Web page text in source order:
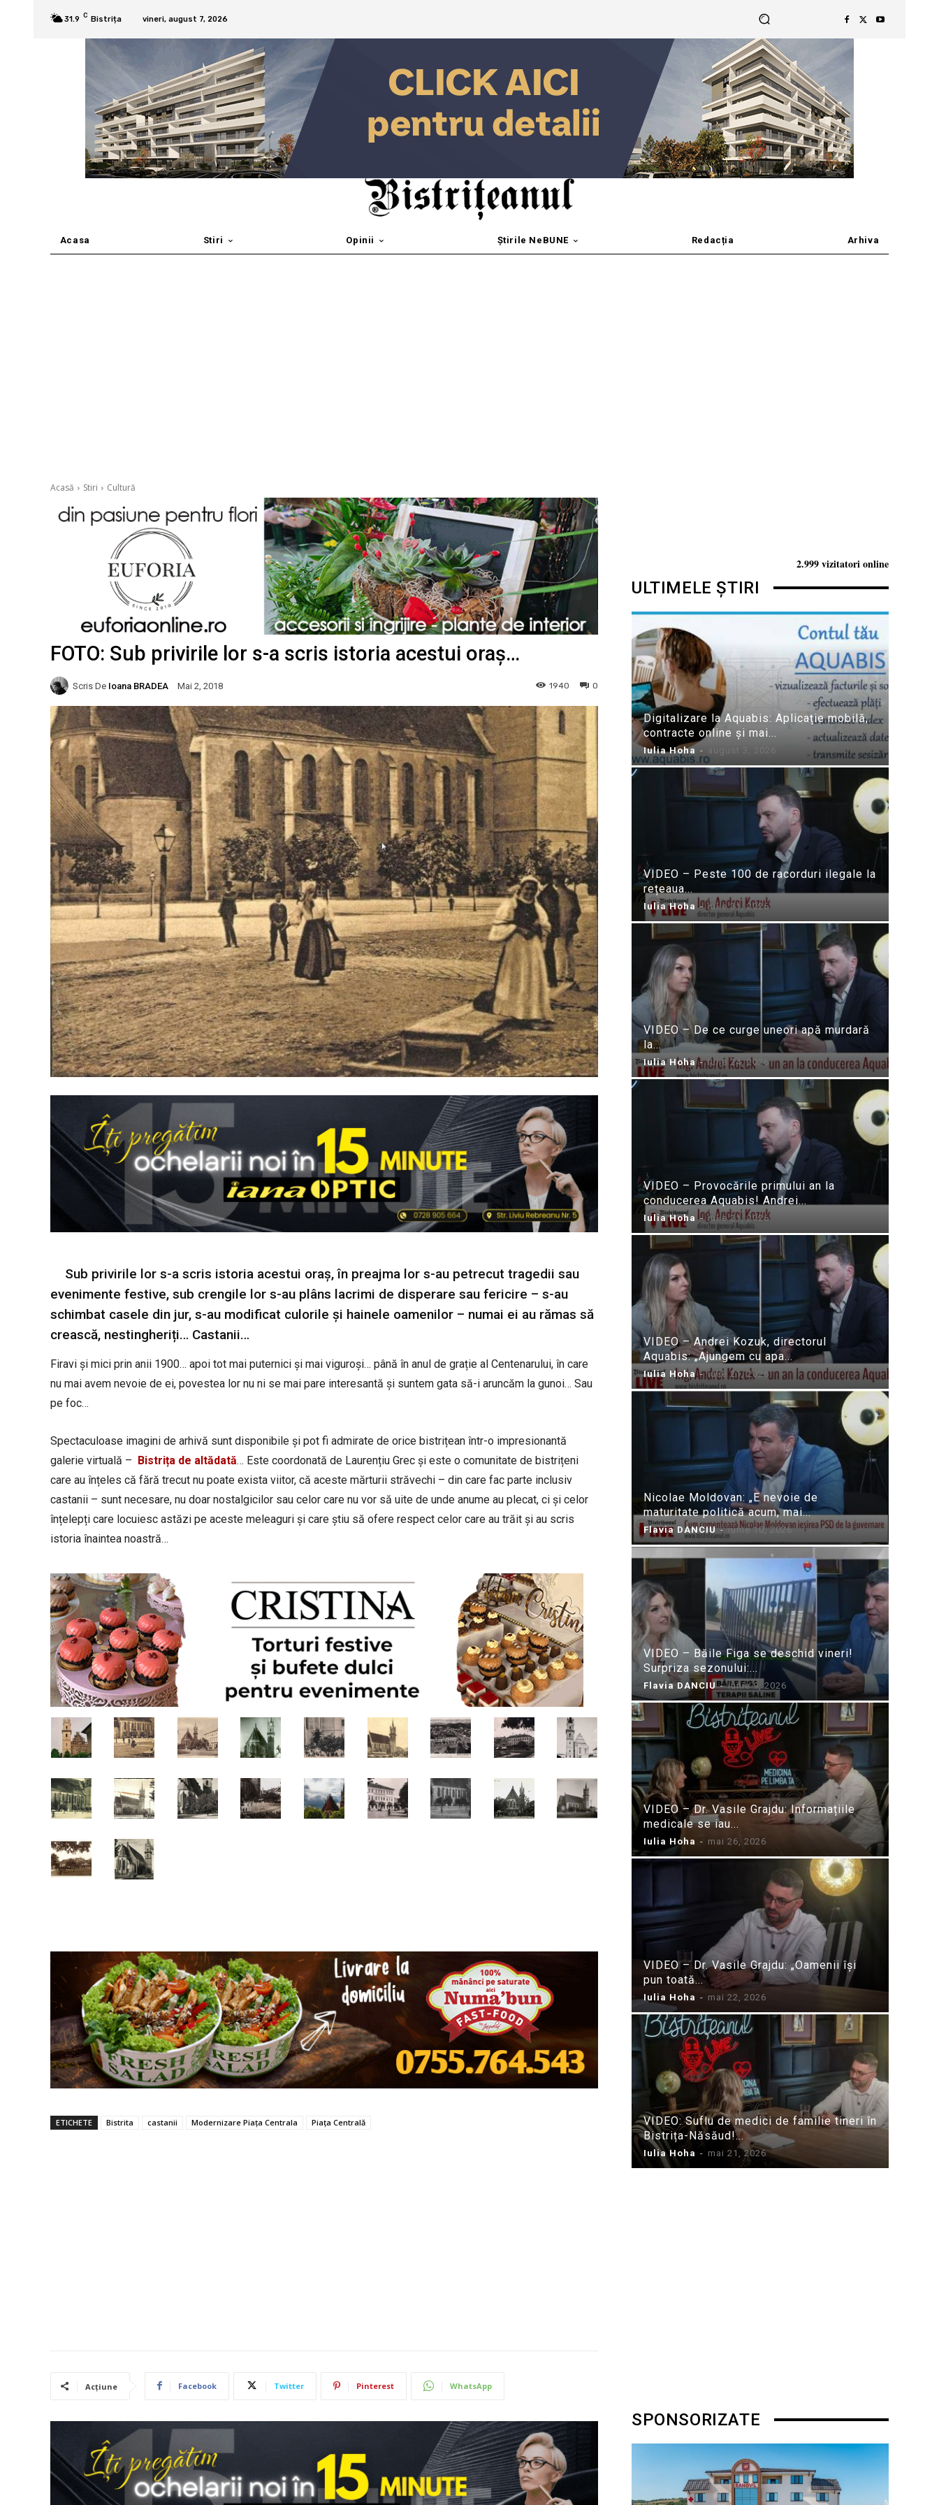
31.9 C Bistrița vineri, august 7, 2026
Acasa Stiri Opinii Știrile NeBUNE Redacția Arhiva
Acasă Stiri Cultură
FOTO: Sub privirile lor s-a scris istoria acestui oraș…
Scris De Ioana BRADEA Mai 2, 2018 0
1940
Sub privirile lor s-a scris istoria acestui oraș, în preajma lor s-au petrecut tragedii sau
evenimente festive, sub crengile lor s-au plâns lacrimi de disperare sau fericire – s-au
schimbat casele din jur, s-au modificat culorile și hainele oamenilor – numai ei au rămas să
crească, nestingheriți… Castanii…
Firavi și mici prin anii 1900… apoi tot mai puternici și mai viguroși… până în anul de grație al Centenarului, în care
nu mai avem nevoie de ei, povestea lor nu ni se mai pare interesantă și suntem gata să-i aruncăm la gunoi… Sau
pe foc…
Spectaculoase imagini de arhivă sunt disponibile și pot fi admirate de orice bistrițean într-o impresionantă
galerie virtuală – Bistrița de altădată… Este coordonată de Laurențiu Grec și este o comunitate de bistrițeni
care au înțeles că fără trecut nu poate exista viitor, că aceste mărturii străvechi – din care fac parte inclusiv
castanii – sunt necesare, nu doar nostalgicilor sau celor care nu vor să uite de unde anume au plecat, ci și celor
înțelepți care locuiesc astăzi pe aceste meleaguri și care știu să ofere respect celor care au trăit și au scris
istoria înaintea noastră…
ETICHETE Bistrita castanii Modernizare Piața Centrala Piața Centrală
Acțiune Facebook Twitter Pinterest WhatsApp
2.999 vizitatori online
ULTIMELE ȘTIRI
Digitalizare la Aquabis: Aplicație mobilă,
contracte online și mai...
Iulia Hoha - august 3, 2026
VIDEO – Peste 100 de racorduri ilegale la
rețeaua...
Iulia Hoha - iulie 31, 2026
VIDEO – De ce curge uneori apă murdară
la...
Iulia Hoha - iulie 24, 2026
VIDEO – Provocările primului an la
conducerea Aquabis! Andrei...
Iulia Hoha - iulie 21, 2026
VIDEO – Andrei Kozuk, directorul
Aquabis: „Ajungem cu apa...
Iulia Hoha - iulie 21, 2026
Nicolae Moldovan: „E nevoie de
maturitate politică acum, mai...
Flavia DANCIU - iunie 10, 2026
VIDEO – Băile Figa se deschid vineri!
Surpriza sezonului:...
Flavia DANCIU - iunie 9, 2026
VIDEO – Dr. Vasile Grajdu: Informațiile
medicale se iau...
Iulia Hoha - mai 26, 2026
VIDEO – Dr. Vasile Grajdu: „Oamenii își
pun toată...
Iulia Hoha - mai 22, 2026
VIDEO: Suflu de medici de familie tineri în
Bistrița-Năsăud!...
Iulia Hoha - mai 21, 2026
SPONSORIZATE